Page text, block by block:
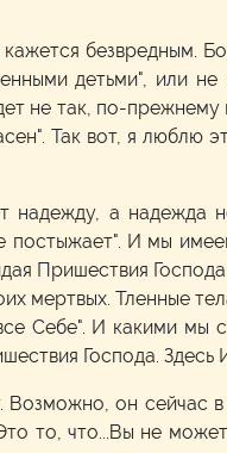
безвредным.
детьми", или
не так, по-прежнему
Так вот, я люблю
надежду, а надежда
постыжает". И мы
Пришествия Господа.
мертвых. Тленные
Себе". И какими мы
Господа. Здесь
он сейчас
то, что...Вы не